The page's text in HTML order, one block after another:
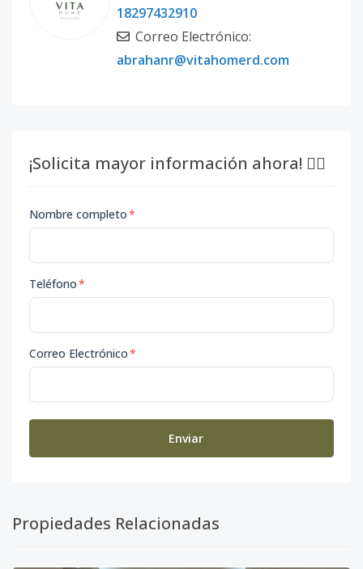
18297432910
Correo Electrónico:
abrahanr@vitahomerd.com
¡Solicita mayor información ahora! 👇🏽
Nombre completo*
Teléfono*
Correo Electrónico*
Enviar
Propiedades Relacionadas